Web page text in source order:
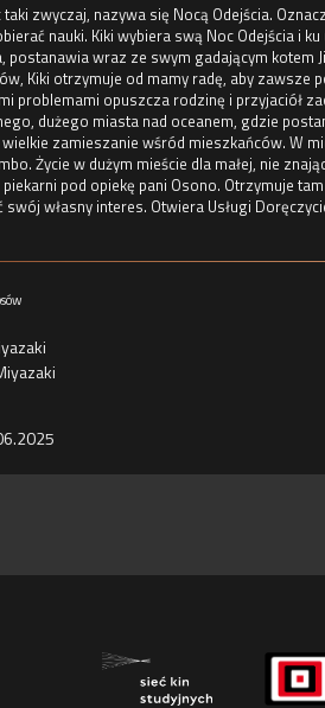
zwyczaj, nazywa się Nocą Odejścia.
nauki. Kiki wybiera swą Noc Odejścia i
postanawia wraz ze swym gadającym kotem
Kiki otrzymuje od mamy radę, aby zawsze
problemami opuszcza rodzinę i przyjaciół
dużego miasta nad oceanem, gdzie
zamieszanie wśród mieszkańców. W
Życie w dużym mieście dla małej, nie
pod opiekę pani Osono. Otrzymuje
swój własny interes. Otwiera Usługi